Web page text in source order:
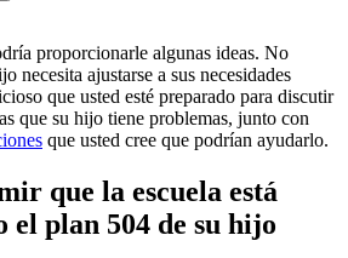
proporcionarle algunas ideas. No
necesita ajustarse a sus necesidades
que usted esté preparado para discutir
que su hijo tiene problemas, junto con
que usted cree que podrían ayudarlo.
que la escuela está
el plan 504 de su hijo